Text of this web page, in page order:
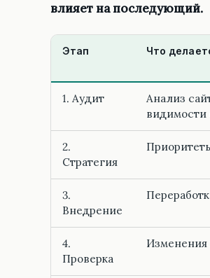
влияет на последующий.
Этап Что
1. Аудит
Анализ
2.
Стратегия
3.
Внедрение
4.
Проверка
Изменения